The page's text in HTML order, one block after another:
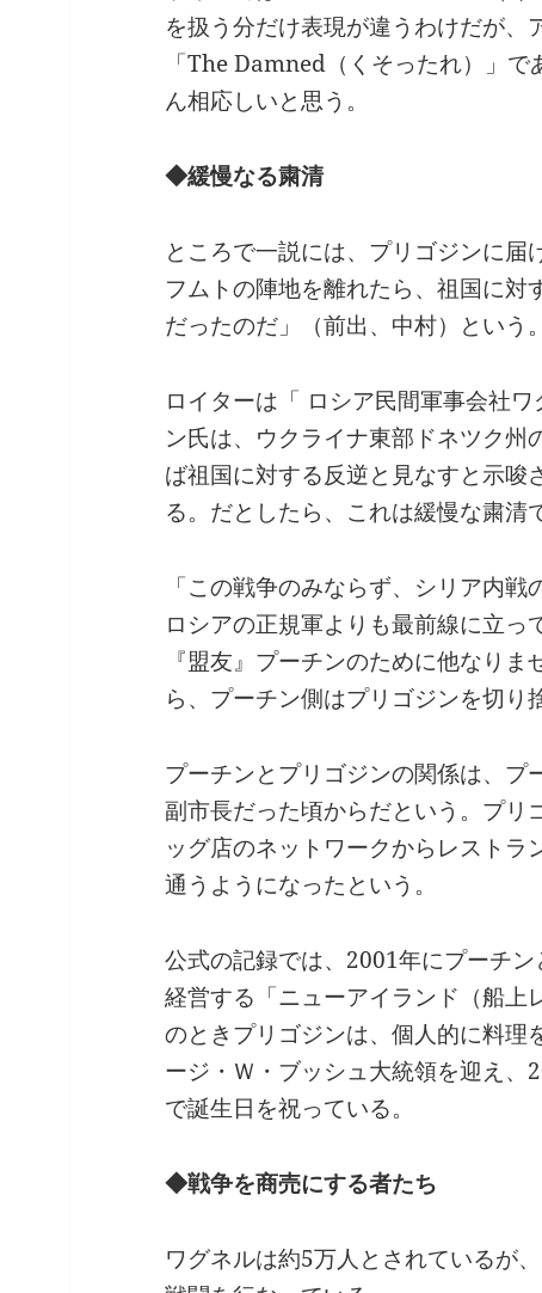
を扱う分だけ表現が違うわけだが、
「The Damned（くそったれ）」
ん相応しいと思う。
◆緩慢なる粛清
ところで一説には、プリゴジンに
フムトの陣地を離れたら、祖国に対
だったのだ」（前出、中村）という。
ロイターは「 ロシア民間軍事会社
ン氏は、ウクライナ東部ドネツク
ば祖国に対する反逆と見なすと示唆
る。だとしたら、これは緩慢な粛清
「この戦争のみならず、シリア内
ロシアの正規軍よりも最前線に立っ
『盟友』プーチンのために他なり
ら、プーチン側はプリゴジンを切り
プーチンとプリゴジンの関係は、プ
副市長だった頃からだという。プリ
ッグ店のネットワークからレスト
通うようになったという。
公式の記録では、2001年にプーチ
経営する「ニューアイランド（船上
のときプリゴジンは、個人的に料理
ージ・Ｗ・ブッシュ大統領を迎え
で誕生日を祝っている。
◆戦争を商売にする者たち
ワグネルは約5万人とされているが